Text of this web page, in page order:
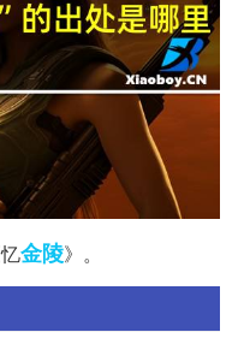
金陵》。